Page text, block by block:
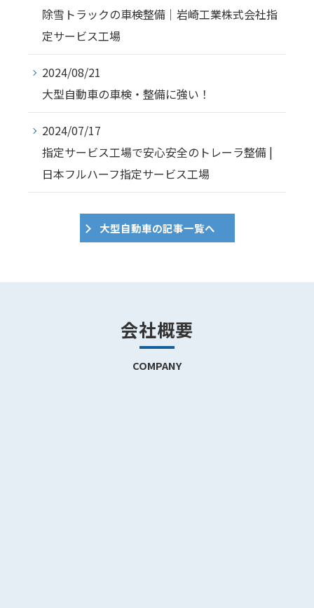
除雪トラックの車検整備｜岩崎工業株式会社指
定サービス工場
2024/08/21
大型自動車の車検・整備に強い！
2024/07/17
指定サービス工場で安心安全のトレーラ整備 |
日本フルハーフ指定サービス工場
大型自動車の記事一覧へ
会社概要
COMPANY